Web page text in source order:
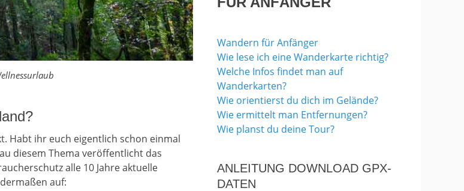
Habt ihr euch eigentlich schon einmal
diesem Thema veröffentlicht das
alle 10 Jahre aktuelle
auf:
Wandern für Anfänger
Wie lese ich eine Wanderkarte richtig?
Welche Infos findet man auf
Wanderkarten?
Wie orientierst du dich im Gelände?
Wie ermittelt man Entfernungen?
Wie planst du deine Tour?
ANLEITUNG DOWNLOAD GPX-
DATEN